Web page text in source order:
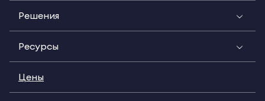
Решения
Ресурсы
Цены